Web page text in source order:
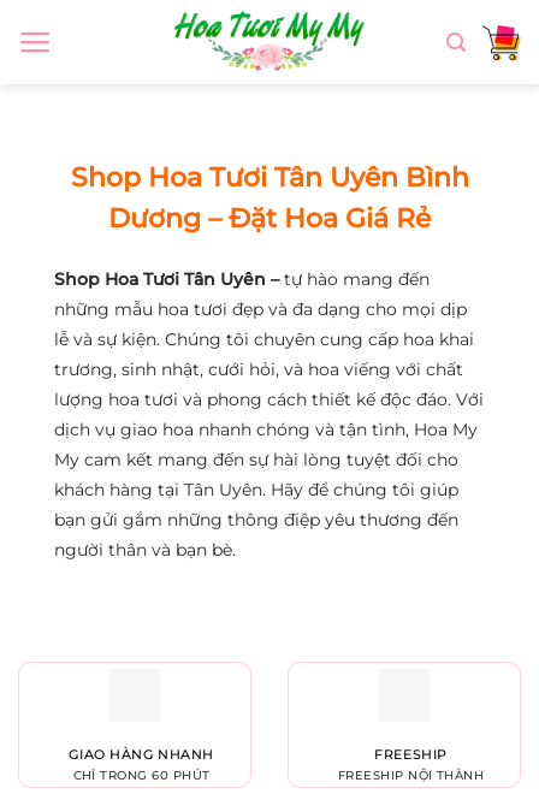
đến
Shop Hoa Tươi Tân Uyên Bình
Dương – Đặt Hoa Giá Rẻ
Shop Hoa Tươi Tân Uyên –tự hào mang đến
những mẫu hoa tươi đẹp và đa dạng cho mọi dịp
lễ và sự kiện. Chúng tôi chuyên cung cấp hoa khai
trương, sinh nhật, cưới hỏi, và hoa viếng với chất
lượng hoa tươi và phong cách thiết kế độc đáo. Với
dịch vụ giao hoa nhanh chóng và tận tình, Hoa My
My cam kết mang đến sự hài lòng tuyệt đối cho
khách hàng tại Tân Uyên. Hãy để chúng tôi giúp
bạn gửi gắm những thông điệp yêu thương đến
người thân và bạn bè.
GIAO HÀNG NHANH
CHỈ TRONG 60 PHÚT
FREESHIP
FREESHIP NỘI THÀNH